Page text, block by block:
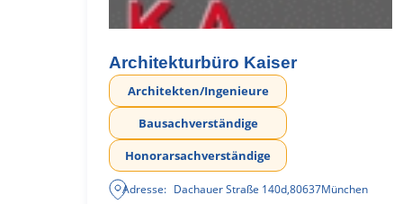
Architekturbüro Kaiser
Architekten/Ingenieure
Bausachverständige
Honorarsachverständige
Adresse: Dachauer Straße 140d,80637München